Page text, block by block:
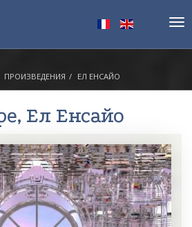
ПРОИЗВЕДЕНИЯ ЕЛ ЕНСАЙО
, Ел Енсайо